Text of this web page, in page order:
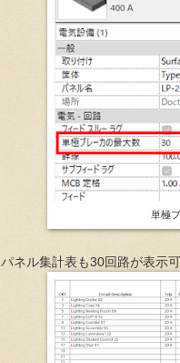
単極
パネル集計表も30回路が表示